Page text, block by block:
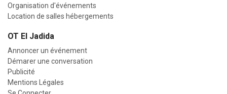
Organisation d'événements
Location de salles hébergements
OT El Jadida
Annoncer un événement
Démarer une conversation
Publicité
Mentions Légales